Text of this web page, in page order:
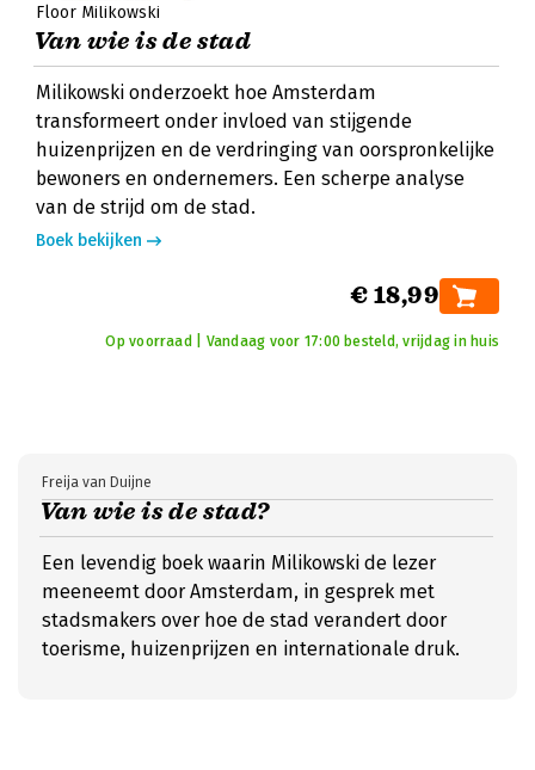
Floor Milikowski
Van wie is de stad
Milikowski onderzoekt hoe Amsterdam
transformeert onder invloed van stijgende
huizenprijzen en de verdringing van oorspronkelijke
bewoners en ondernemers. Een scherpe analyse
van de strijd om de stad.
Boek bekijken
€ 18,99
Op voorraad | Vandaag voor 17:00 besteld, vrijdag in huis
Van wie is de stad?
Freija van Duijne
Een levendig boek waarin Milikowski de lezer
meeneemt door Amsterdam, in gesprek met
stadsmakers over hoe de stad verandert door
toerisme, huizenprijzen en internationale druk.